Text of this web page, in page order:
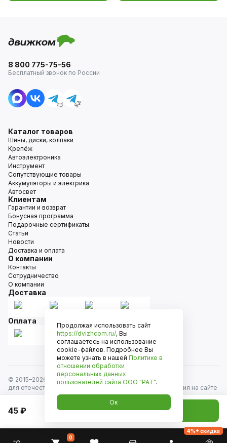
45 ₽ Добавить в корзину
8 800 775-75-56
Бесплатный звонок по России
Каталог товаров
Шины, диски, колпаки
Крепёж
Автоэлектроника
Инструмент
Сопутствующие товары
Аккумуляторы и электрика
Автосвет
Клиентам
Гарантии и возврат
Бонусная программа
Подарочные сертификаты
Статьи
Новости
Доставка и оплата
О компании
Контакты
Сотрудничество
О компании
Доставка
Оплата
© 2015–2026
Движком — сеть магазинов автозапчастей
для отечественных автомобилей и иномарок. Информация на сайте
носит исключительно информационный характер и не является
публичной офертой, определяемой положениями
ст. 437 Гражданского кодекса РФ. Все права защищены.
0
4%+ скидка
Продолжая использовать сайт
https://dvizhcom.ru/, Вы
соглашаетесь на использование
cookie-файлов. Подробнее Вы
можете узнать в нашей Политике в
отношении обработки
персональных данных
пользователей сайта ООО "РАТ".
Ок